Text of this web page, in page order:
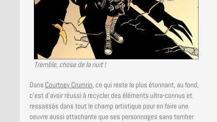
Tremble, chose de la nuit !
Dans Courtney Crumrin, ce qui reste le plus étonnant, au fond,
c’est d’avoir réussi à recycler des éléments ultra-connus et
ressassés dans tout le champ artistique pour en faire une
oeuvre aussi attachante que ses personnages sans tomber